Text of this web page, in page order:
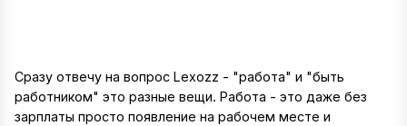
Сразу отвечу на вопрос Lexozz - "работа" и "быть
работником" это разные вещи. Работа - это даже без
зарплаты просто появление на рабочем месте и